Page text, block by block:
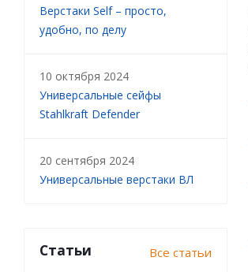
Верстаки Self – просто,
удобно, по делу
10 октября 2024
Универсальные сейфы
Stahlkraft Defender
20 сентября 2024
Универсальные верстаки ВЛ
Статьи Все статьи